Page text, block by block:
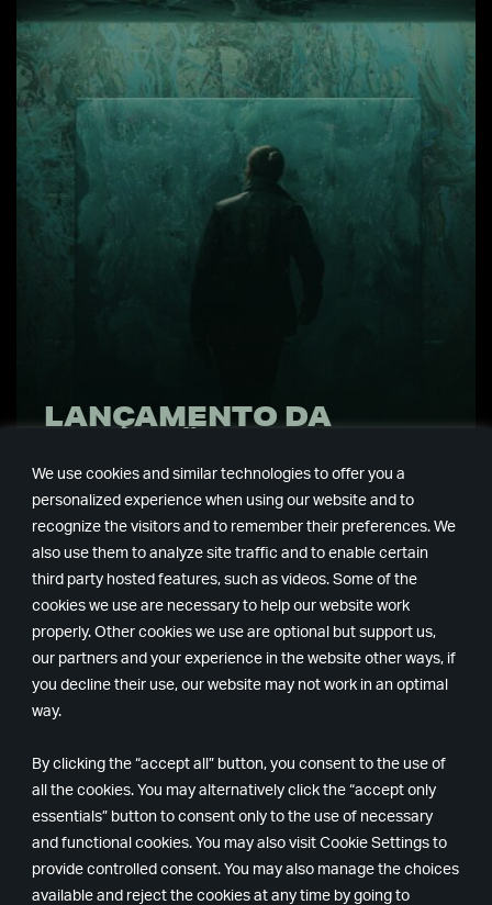
We use cookies and similar technologies to offer you a
personalized experience when using our website and to
recognize the visitors and to remember their preferences. We
also use them to analyze site traffic and to enable certain
third party hosted features, such as videos. Some of the
cookies we use are necessary to help our website work
properly. Other cookies we use are optional but support us,
our partners and your experience in the website other ways, if
you decline their use, our website may not work in an optimal
way.
By clicking the “accept all” button, you consent to the use of
all the cookies. You may alternatively click the “accept only
essentials” button to consent only to the use of necessary
and functional cookies. You may also visit Cookie Settings to
provide controlled consent. You may also manage the choices
available and reject the cookies at any time by going to
LANÇAMENTO DA
LAGO DIA 22 DE
OUTUBRO
O que você pode encontrar sob o lago?
RemedyEpic
Games